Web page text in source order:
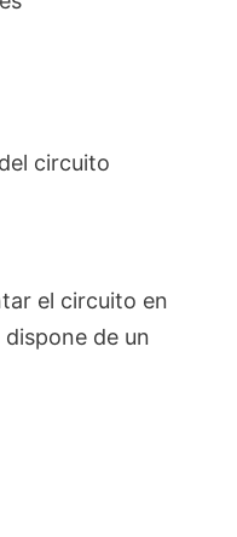
circuito
el circuito en
de un